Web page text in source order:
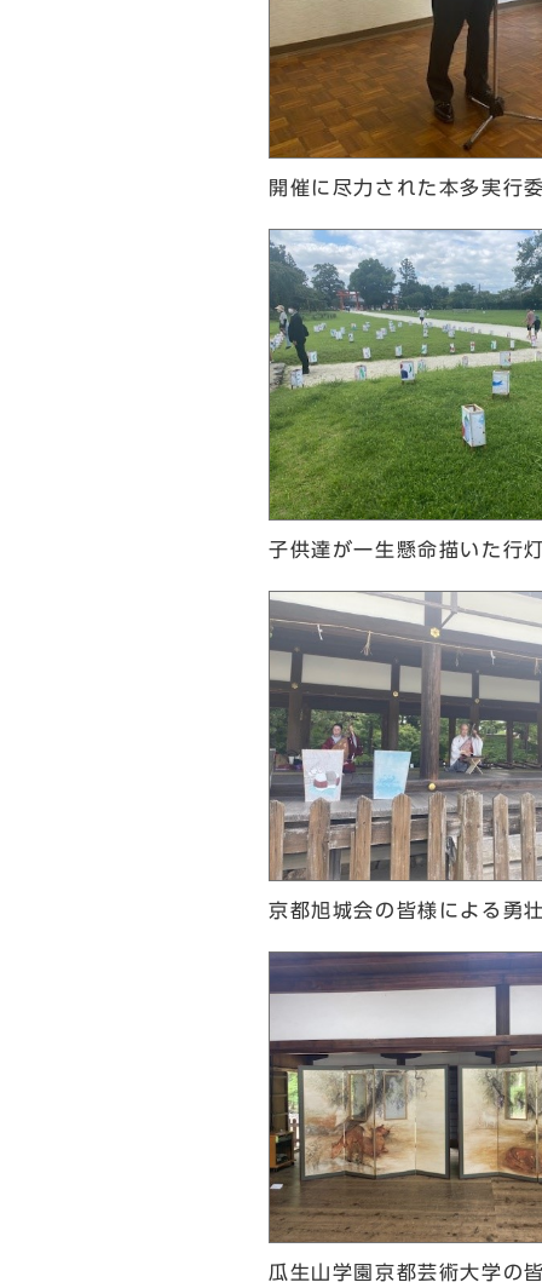
開催に尽力された本多実行
子供達が一生懸命描いた行
京都旭城会の皆様による勇
瓜生山学園京都芸術大学の